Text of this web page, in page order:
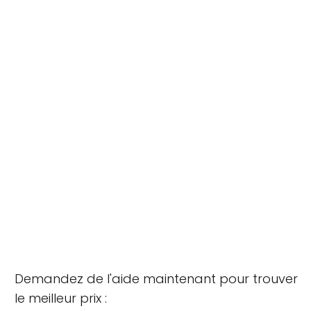
Demandez de l'aide maintenant pour trouver
le meilleur prix :